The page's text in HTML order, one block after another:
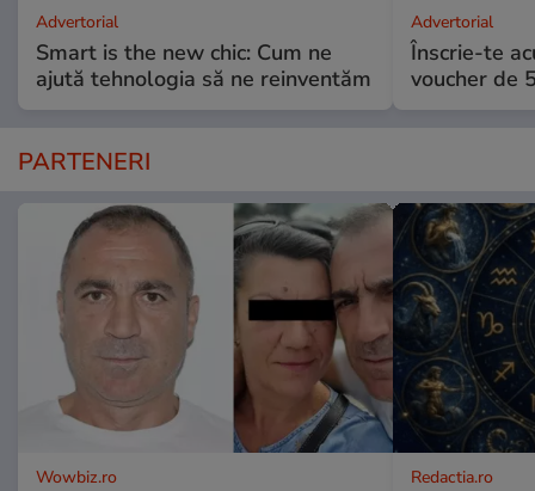
Advertorial
Smart is the new chic: Cum ne
ajută tehnologia să ne reinventăm
Advertorial
Înscrie-te
voucher de
PARTENERI
Wowbiz.ro Redactia.ro